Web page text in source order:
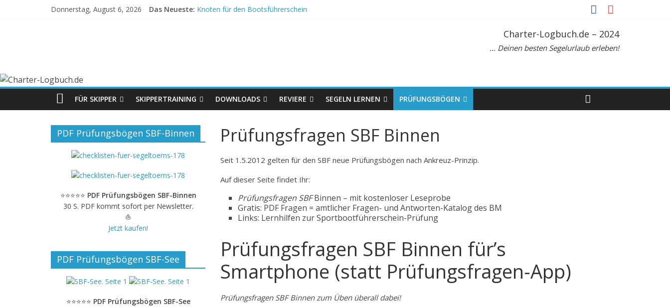
Donnerstag, August 6, 2026 Das Neueste: Knoten für den Bootsführerschein
Charter-Logbuch.de – 2024
… Deinen besten Segelurlaub erleben!
FÜR SKIPPER SKIPPERTRAINING DOWNLOADS REVIERE SEGELN LERNEN PRÜFUNGSBÖGEN
Prüfungsfragen SBF Binnen
Seit 1.5.2012 gelten für den SBF neue Prüfungsbögen nach Ankreuz-Prinzip.
Auf dieser Seite findet Ihr:
Prüfungsfragen SBFBinnen – mit kostenloser Leseprobe
Gratis: PDF Fragen = amtlicher Fragen- und Antworten-Katalog des BM
Links: Lernhilfen zur Sportbootführerschein-Prüfung
Prüfungsfragen SBF Binnen für’s
Smartphone (statt Prüfungsfragen-App)
Prüfungsfragen SBF Binnen zum Üben überall dabei!
PDF Prüfungsbögen SBF-Binnen
⭐⭐⭐⭐⭐ PDF Prüfungsbögen SBF-Binnen
30 S. PDF kommt sofort per Newsletter.
⛵
Jetzt kaufen!
PDF Prüfungsbögen SBF-See
⭐⭐⭐⭐⭐ PDF Prüfungsbögen SBF-See